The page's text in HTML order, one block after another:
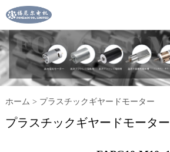
ホーム > プラスチックギヤードモーター
プラスチックギヤードモーター